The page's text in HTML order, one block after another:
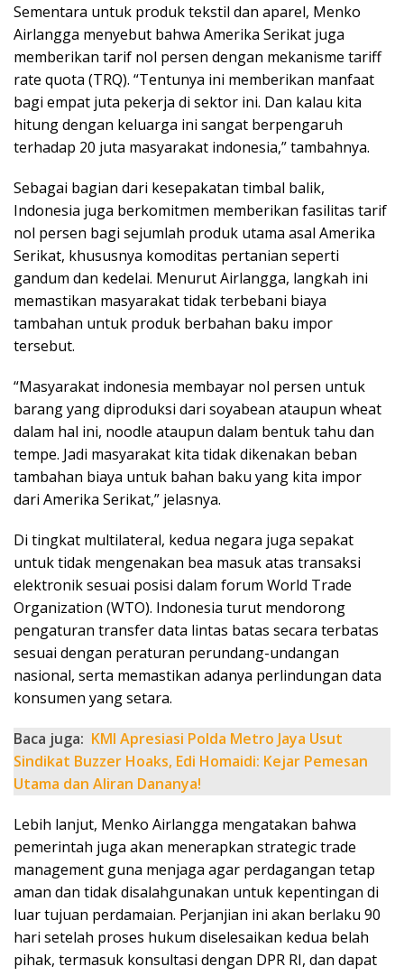
Sementara untuk produk tekstil dan aparel, Menko
Airlangga menyebut bahwa Amerika Serikat juga
memberikan tarif nol persen dengan mekanisme tariff
rate quota (TRQ). “Tentunya ini memberikan manfaat
bagi empat juta pekerja di sektor ini. Dan kalau kita
hitung dengan keluarga ini sangat berpengaruh
terhadap 20 juta masyarakat indonesia,” tambahnya.
Sebagai bagian dari kesepakatan timbal balik,
Indonesia juga berkomitmen memberikan fasilitas tarif
nol persen bagi sejumlah produk utama asal Amerika
Serikat, khususnya komoditas pertanian seperti
gandum dan kedelai. Menurut Airlangga, langkah ini
memastikan masyarakat tidak terbebani biaya
tambahan untuk produk berbahan baku impor
tersebut.
“Masyarakat indonesia membayar nol persen untuk
barang yang diproduksi dari soyabean ataupun wheat
dalam hal ini, noodle ataupun dalam bentuk tahu dan
tempe. Jadi masyarakat kita tidak dikenakan beban
tambahan biaya untuk bahan baku yang kita impor
dari Amerika Serikat,” jelasnya.
Di tingkat multilateral, kedua negara juga sepakat
untuk tidak mengenakan bea masuk atas transaksi
elektronik sesuai posisi dalam forum World Trade
Organization (WTO). Indonesia turut mendorong
pengaturan transfer data lintas batas secara terbatas
sesuai dengan peraturan perundang-undangan
nasional, serta memastikan adanya perlindungan data
konsumen yang setara.
Baca juga: KMI Apresiasi Polda Metro Jaya Usut
Sindikat Buzzer Hoaks, Edi Homaidi: Kejar Pemesan
Utama dan Aliran Dananya!
Lebih lanjut, Menko Airlangga mengatakan bahwa
pemerintah juga akan menerapkan strategic trade
management guna menjaga agar perdagangan tetap
aman dan tidak disalahgunakan untuk kepentingan di
luar tujuan perdamaian. Perjanjian ini akan berlaku 90
hari setelah proses hukum diselesaikan kedua belah
pihak, termasuk konsultasi dengan DPR RI, dan dapat